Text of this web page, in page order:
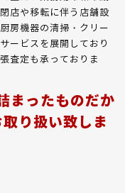
店や移転に伴う店舗設
房機器の清掃・クリー
ービスを展開しており
査定も承っておりま
まったものだか
り扱い致しま